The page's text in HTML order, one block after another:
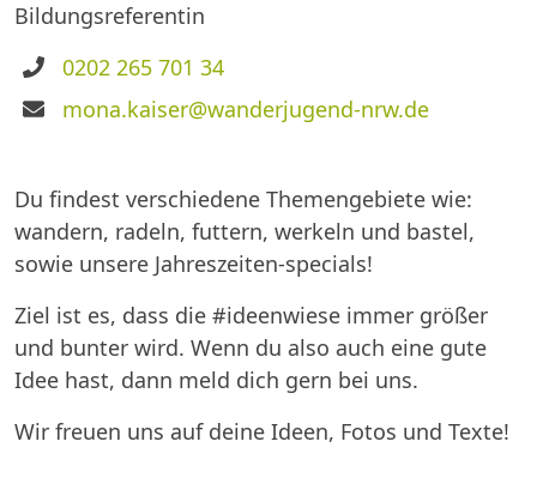
Bildungsreferentin
Telefon
0202 265 701 34
E-
mona.kaiser@wanderjugend-nrw.de
Du findest verschiedene Themengebiete wie:
wandern, radeln, futtern, werkeln und bastel,
sowie unsere Jahreszeiten-specials!
Ziel ist es, dass die #ideenwiese immer größer
und bunter wird. Wenn du also auch eine gute
Idee hast, dann meld dich gern bei uns.
Wir freuen uns auf deine Ideen, Fotos und Texte!